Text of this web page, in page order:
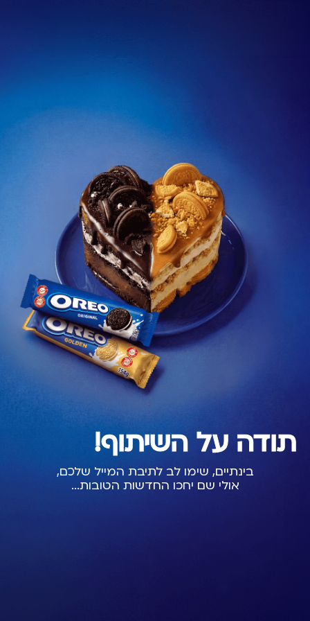
תודה על השיתוף!
בינתיים, שימו לב לתיבת המייל שלכם,
אולי שם יחכו החדשות הטובות...